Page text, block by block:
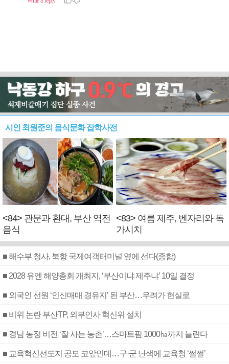
시인 최원준의 음식문화 잡학사전
<84> 관문과 환대, 부산 역전
음식
<83> 여름 제주, 벤자리와 독
가시치
■ 해수부 청사, 북항 국제여객터미널 옆에 선다(종합)
■ 2028 유엔 해양총회 개최지, ‘부산이냐 제주냐’ 10일 결정
■ 외국인 선원 ‘인신매매 경유지’ 된 부산…우려가 현실로
■ 비위 논란 부산TP, 외부인사 혁신위 설치
■ 경남 농정 비전 ‘잘 사는 농촌’…스마트팜 1000㏊까지 늘린다
■ 교육혁신선도지 공모 코앞인데…구·군 난색에 교육청 ‘쩔쩔’